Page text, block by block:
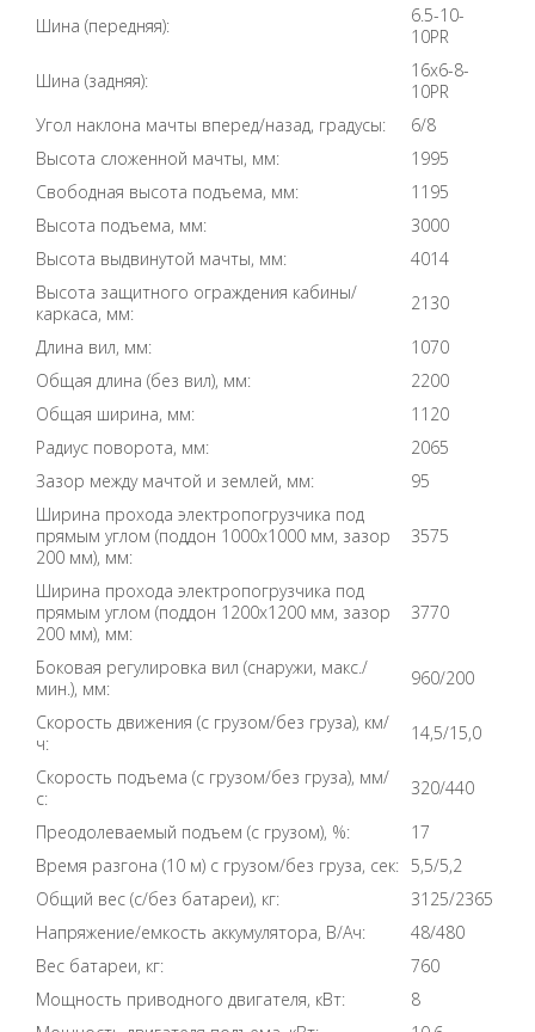
Шина (передняя):
6.5-10-
10PR
Шина (задняя):
16х6-8-
10PR
Угол наклона мачты вперед/назад, градусы:
6/8
Высота сложенной мачты, мм:
1995
Свободная высота подъема, мм:
1195
Высота подъема, мм:
3000
Высота выдвинутой мачты, мм:
4014
Высота защитного ограждения кабины/
каркаса, мм:
2130
Длина вил, мм:
1070
Общая длина (без вил), мм:
2200
Общая ширина, мм:
1120
Радиус поворота, мм:
2065
Зазор между мачтой и землей, мм:
95
Ширина прохода электропогрузчика под
прямым углом (поддон 1000x1000 мм, зазор
200 мм), мм:
3575
Ширина прохода электропогрузчика под
прямым углом (поддон 1200x1200 мм, зазор
200 мм), мм:
3770
Боковая регулировка вил (снаружи, макс./
мин.), мм:
960/200
Скорость движения (с грузом/без груза), км/
ч:
14,5/15,0
Скорость подъема (с грузом/без груза), мм/
с:
320/440
Преодолеваемый подъем (с грузом), %:
17
Время разгона (10 м) с грузом/без груза, сек: 5,5/5,2
Общий вес (с/без батареи), кг:
3125/2365
Напряжение/емкость аккумулятора, В/Ач:
48/480
Вес батареи, кг:
760
Мощность приводного двигателя, кВт:
8